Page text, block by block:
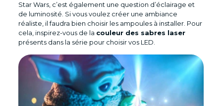
Star Wars, c’est également une question d’éclairage et
de luminosité. Si vous voulez créer une ambiance
réaliste, il faudra bien choisir les ampoules à installer. Pour
cela, inspirez-vous de la couleur des sabres laser
présents dans la série pour choisir vos LED.